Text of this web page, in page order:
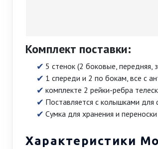
Комплект поставки:
5 стенок (2 боковые, передняя,
1 спереди и 2 по бокам, все с
комплекте 2 рейки-ребра
Поставляется с колышками для
Сумка для хранения и переноски
Характеристики